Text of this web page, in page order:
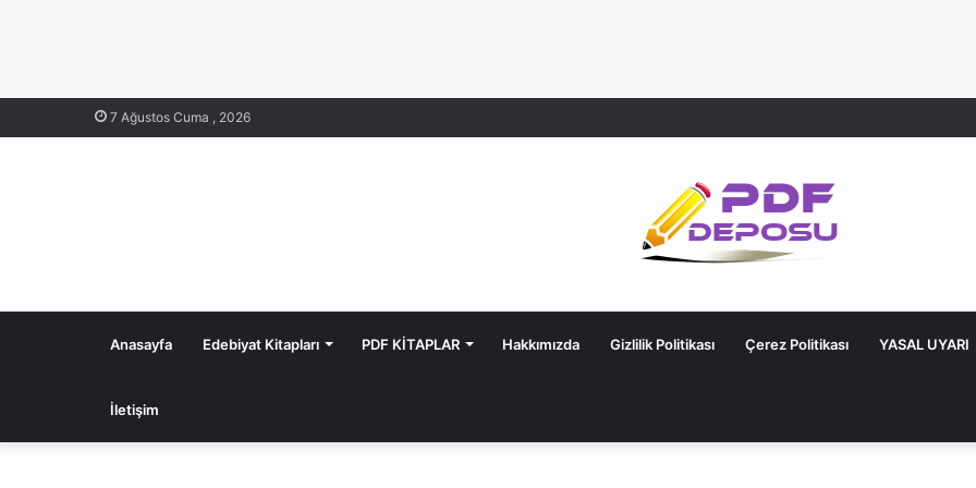
7 Ağustos Cuma , 2026
Anasayfa Edebiyat Kitapları PDF KİTAPLAR Hakkımızda Gizlilik Politikası Çerez Politikası YASAL UYARI
İletişim